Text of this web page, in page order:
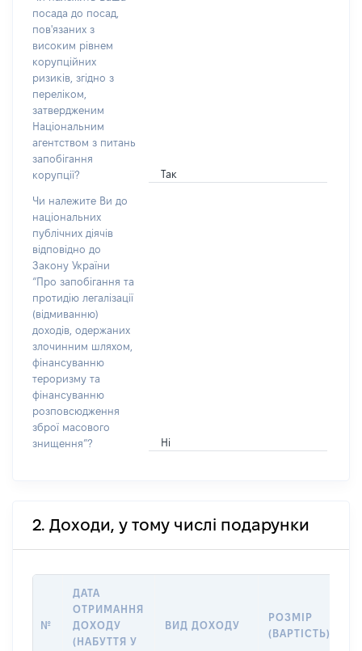
посада до посад,
пов'язаних з
високим рівнем
корупційних
ризиків, згідно з
переліком,
затвердженим
Національним
агентством з питань
запобігання
корупції?
Так
Чи належите Ви до
національних
публічних діячів
відповідно до
Закону України
“Про запобігання та
протидію легалізації
(відмиванню)
доходів, одержаних
злочинним шляхом,
фінансуванню
тероризму та
фінансуванню
розповсюдження
зброї масового
знищення”?
Ні
2. Доходи, у тому числі подарунки
№
ДАТА
ОТРИМАННЯ
ДОХОДУ
(НАБУТТЯ У
ВИД ДОХОДУ
РОЗМІР
(ВАРТІСТЬ)